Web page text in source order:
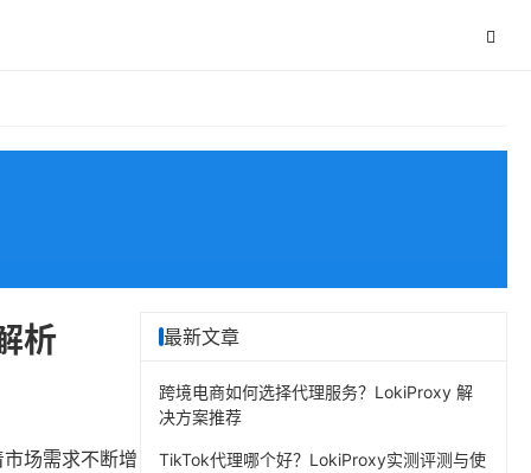
析
场需求不断增
最新文章
跨境电商如何选择代理服务？LokiProxy 解
决方案推荐
TikTok代理哪个好？LokiProxy实测评测与使